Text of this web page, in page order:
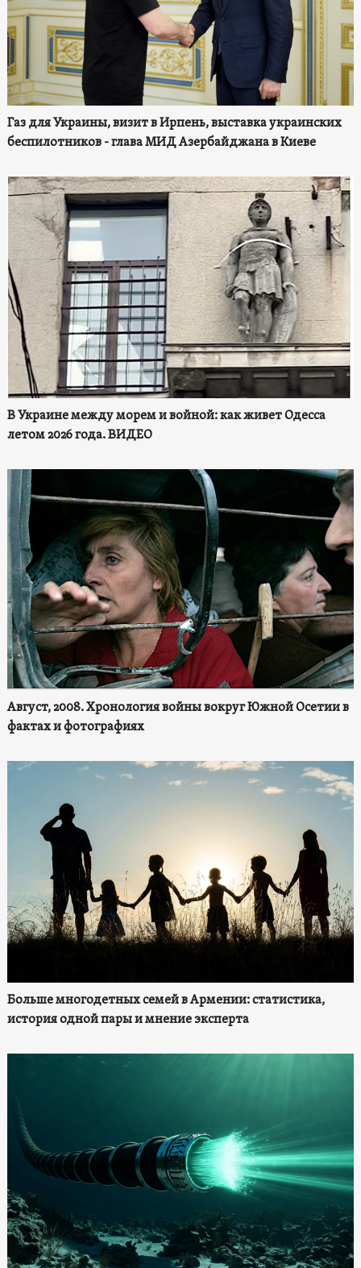
Газ для Украины, визит в Ирпень, выставка украинских
беспилотников - глава МИД Азербайджана в Киеве
В Украине между морем и войной: как живет Одесса
летом 2026 года. ВИДЕО
Август, 2008. Хронология войны вокруг Южной Осетии в
фактах и фотографиях
Больше многодетных семей в Армении: статистика,
история одной пары и мнение эксперта